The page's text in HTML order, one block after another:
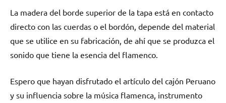
La madera del borde superior de la tapa está en contacto
directo con las cuerdas o el bordón, depende del material
que se utilice en su fabricación, de ahí que se produzca el
sonido que tiene la esencia del flamenco.
Espero que hayan disfrutado el artículo del cajón Peruano
y su influencia sobre la música flamenca, instrumento